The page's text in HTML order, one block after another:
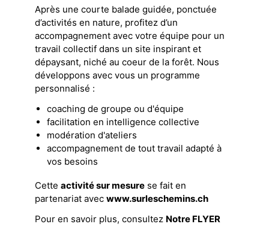
Après une courte balade guidée, ponctuée
d’activités en nature, profitez d’un
accompagnement avec votre équipe pour un
travail collectif dans un site inspirant et
dépaysant, niché au coeur de la forêt. Nous
développons avec vous un programme
personnalisé :
coaching de groupe ou d'équipe
facilitation en intelligence collective
modération d'ateliers
accompagnement de tout travail adapté à
vos besoins
Cetteactivité sur mesure se fait en
partenariat avecwww.surleschemins.ch
Pour en savoir plus, consultez Notre FLYER